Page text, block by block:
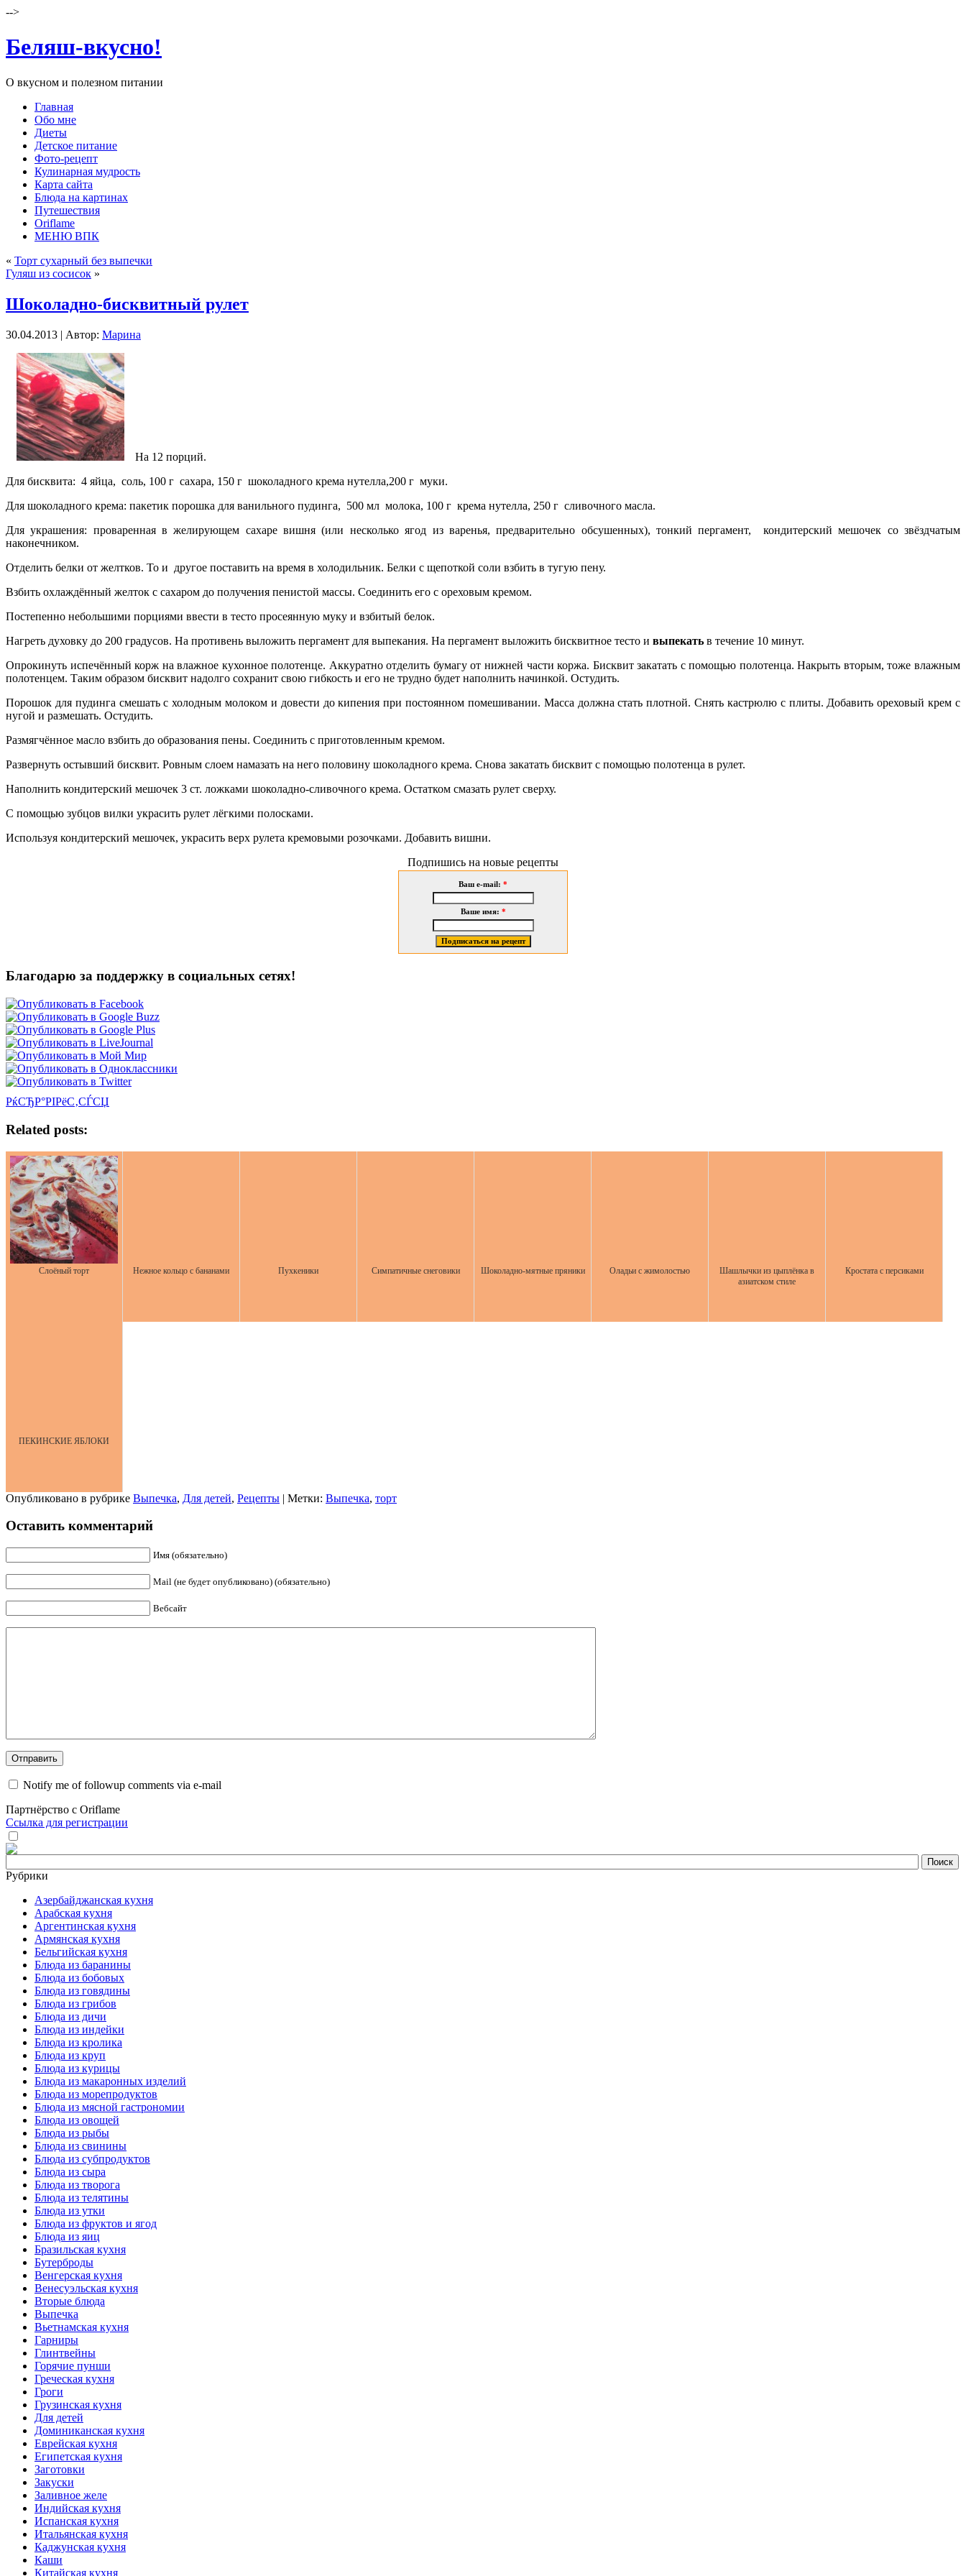
-->
Беляш-вкусно!
О вкусном и полезном питании
Главная
Обо мне
Диеты
Детское питание
Фото-рецепт
Кулинарная мудрость
Карта сайта
Блюда на картинах
Путешествия
Oriflame
МЕНЮ ВПК
« Торт сухарный без выпечки
Гуляш из сосисок »
Шоколадно-бисквитный рулет
30.04.2013 | Автор: Марина
На 12 порций.
Для бисквита: 4 яйца, соль, 100 г сахара, 150 г шоколадного крема нутелла,200 г муки.
Для шоколадного крема: пакетик порошка для ванильного пудинга, 500 мл молока, 100 г крема нутелла, 250 г сливочного масла.
Для украшения: проваренная вжелирующем сахаре вишня (или несколько ягод из варенья, предварительно обсушенных), тонкий пергамент, кондитерский мешочек со звёздчатым
наконечником.
Отделить белки от желтков. То и другое поставить на время в холодильник. Белки с щепоткой соли взбить в тугую пену.
Взбить охлаждённый желток с сахаром до получения пенистой массы. Соединить его с ореховым кремом.
Постепенно небольшими порциями ввести в тесто просеянную муку и взбитый белок.
Нагреть духовку до 200 градусов. На противень выложить пергамент для выпекания. На пергамент выложить бисквитное тесто и выпекать в течение 10 минут.
Опрокинуть испечённый корж на влажное кухонное полотенце. Аккуратно отделить бумагу от нижней части коржа. Бисквит закатать с помощью полотенца. Накрыть вторым, тоже влажным
полотенцем. Таким образом бисквит надолго сохранит свою гибкость и его не трудно будет наполнить начинкой. Остудить.
Порошок для пудинга смешать с холодным молоком и довести до кипения при постоянном помешивании. Масса должна стать плотной. Снять кастрюлю с плиты. Добавить ореховый крем с
нугой и размешать. Остудить.
Размягчённое масло взбить до образования пены. Соединить с приготовленным кремом.
Развернуть остывший бисквит. Ровным слоем намазать на него половину шоколадного крема. Снова закатать бисквит с помощью полотенца в рулет.
Наполнить кондитерский мешочек 3 ст. ложками шоколадно-сливочного крема. Остатком смазать рулет сверху.
С помощью зубцов вилки украсить рулет лёгкими полосками.
Используя кондитерский мешочек, украсить верх рулета кремовыми розочками. Добавить вишни.
Подпишись на новые рецепты
Ваш e-mail: *
Ваше имя: *
Благодарю за поддержку в социальных сетях!
РќСЂР°РІРёС‚СЃСЏ
Related posts:
Слоёный торт Нежное кольцо с бананами Пухкеники Симпатичные снеговики Шоколадно-мятные пряники Оладьи с жимолостью
Шашлычки из цыплёнка в
азиатском стиле
Кростата с персиками
ПЕКИНСКИЕ ЯБЛОКИ
Опубликовано в рубрике Выпечка, Для детей, Рецепты | Метки: Выпечка, торт
Оставить комментарий
Имя (обязательно)
Mail (не будет опубликовано) (обязательно)
Вебсайт
Notify me of followup comments via e-mail
Партнёрство с Oriflame
Ссылка для регистрации
Рубрики
Азербайджанская кухня
Арабская кухня
Аргентинская кухня
Армянская кухня
Бельгийская кухня
Блюда из баранины
Блюда из бобовых
Блюда из говядины
Блюда из грибов
Блюда из дичи
Блюда из индейки
Блюда из кролика
Блюда из круп
Блюда из курицы
Блюда из макаронных изделий
Блюда из морепродуктов
Блюда из мясной гастрономии
Блюда из овощей
Блюда из рыбы
Блюда из свинины
Блюда из субпродуктов
Блюда из сыра
Блюда из творога
Блюда из телятины
Блюда из утки
Блюда из фруктов и ягод
Блюда из яиц
Бразильская кухня
Бутерброды
Венгерская кухня
Венесуэльская кухня
Вторые блюда
Выпечка
Вьетнамская кухня
Гарниры
Глинтвейны
Горячие пунши
Греческая кухня
Гроги
Грузинская кухня
Для детей
Доминиканская кухня
Еврейская кухня
Египетская кухня
Заготовки
Закуски
Заливное желе
Индийская кухня
Испанская кухня
Итальянская кухня
Каджунская кухня
Каши
Китайская кухня